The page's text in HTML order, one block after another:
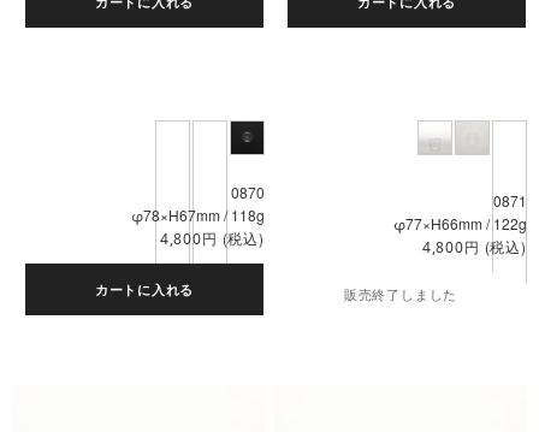
0870
φ78×H67mm / 118g
4,800円 (税込)
カートに入れる
0871
φ77×H66mm / 122g
4,800円 (税込)
販売終了しました